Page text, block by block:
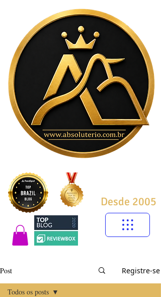
Desde 2005
Post Registre-se
Todos os posts